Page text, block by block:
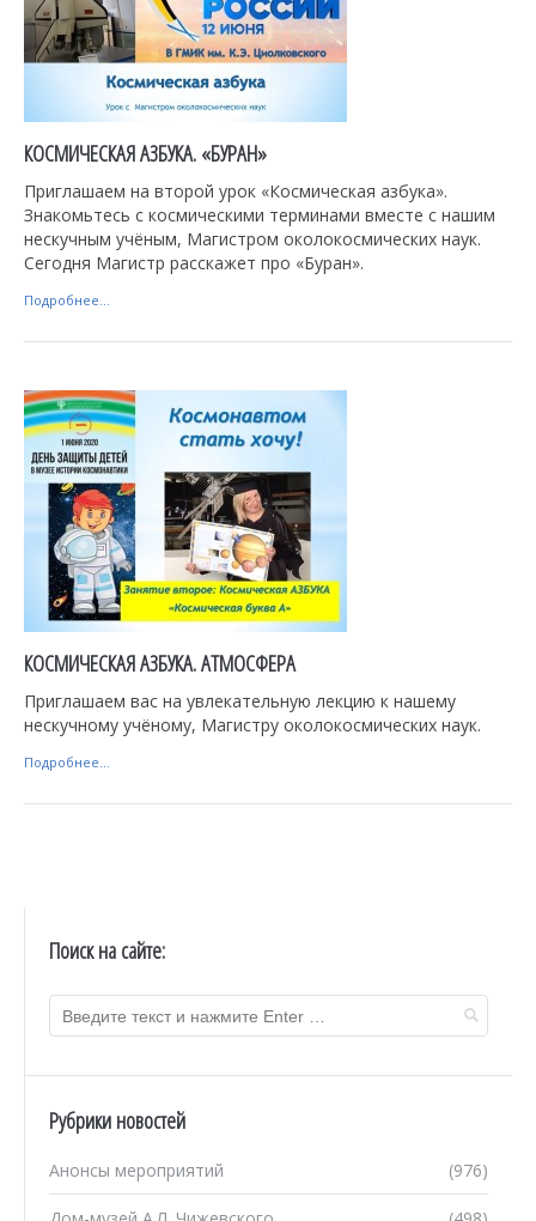
КОСМИЧЕСКАЯ АЗБУКА. «БУРАН»
Приглашаем на второй урок «Космическая азбука».
Знакомьтесь с космическими терминами вместе с нашим
нескучным учёным, Магистром околокосмических наук.
Сегодня Магистр расскажет про «Буран».
Подробнее...
КОСМИЧЕСКАЯ АЗБУКА. АТМОСФЕРА
Приглашаем вас на увлекательную лекцию к нашему
нескучному учёному, Магистру околокосмических наук.
Подробнее...
Поиск на сайте:
Рубрики новостей
(976)
Анонсы мероприятий